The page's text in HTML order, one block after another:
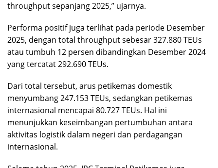
throughput sepanjang 2025,” ujarnya.
Performa positif juga terlihat pada periode Desember
2025, dengan total throughput sebesar 327.880 TEUs
atau tumbuh 12 persen dibandingkan Desember 2024
yang tercatat 292.690 TEUs.
Dari total tersebut, arus petikemas domestik
menyumbang 247.153 TEUs, sedangkan petikemas
internasional mencapai 80.727 TEUs. Hal ini
menunjukkan keseimbangan pertumbuhan antara
aktivitas logistik dalam negeri dan perdagangan
internasional.